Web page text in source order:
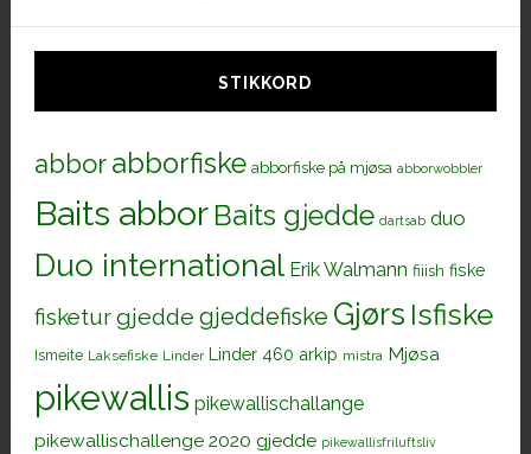
STIKKORD
abborabborfiske abborfiske på mjøsa abborwobbler
Baits abbor Baits gjedde dartsab duo
Duo international Erik Walmann fiiish fiske
fisketurgjedde gjeddefiske Gjørs Isfiske
Ismeite Laksefiske Linder Linder 460 arkip mistra Mjøsa
pikewallis pikewallischallange
pikewallischallenge 2020 gjedde pikewallisfriluftsliv